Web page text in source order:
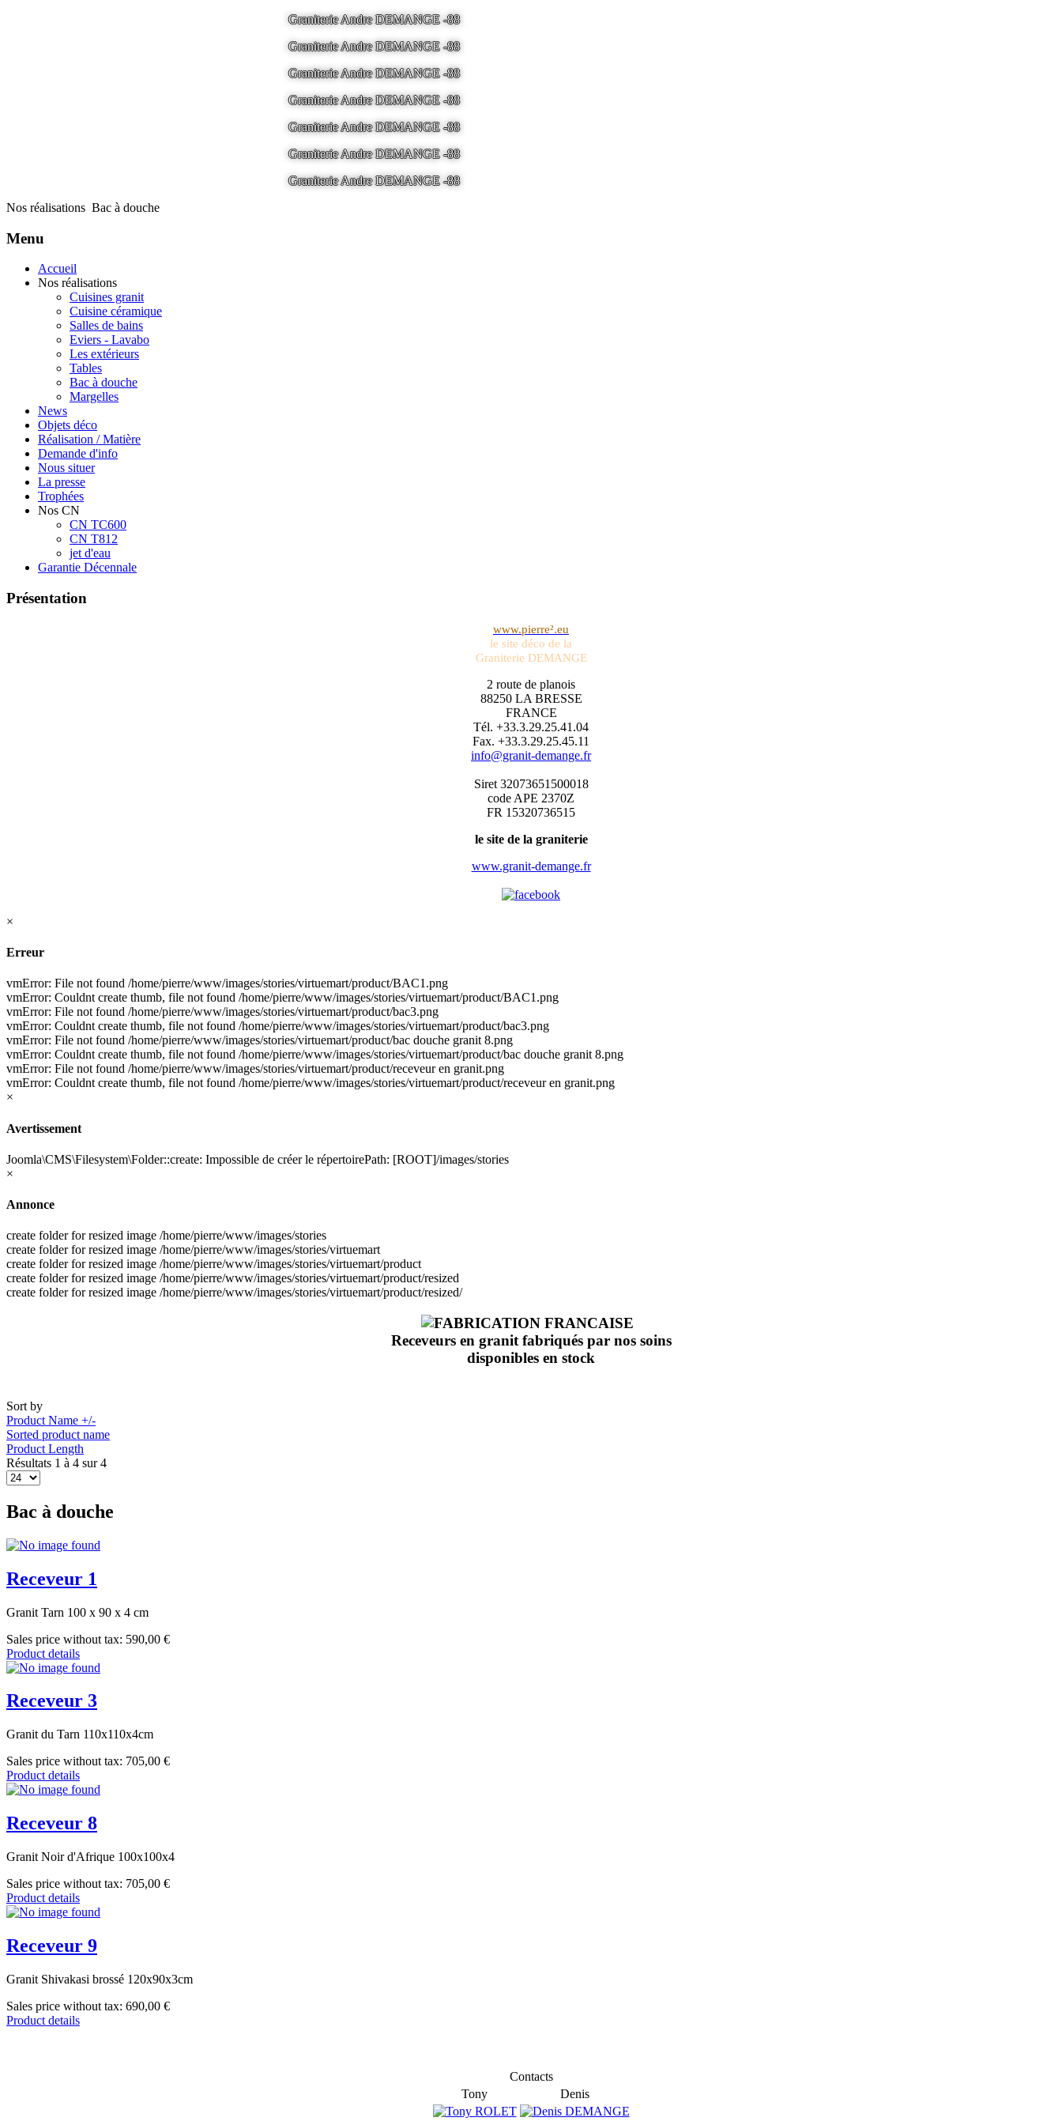
Graniterie Andre DEMANGE -88
Graniterie Andre DEMANGE -88
Graniterie Andre DEMANGE -88
Graniterie Andre DEMANGE -88
Graniterie Andre DEMANGE -88
Graniterie Andre DEMANGE -88
Graniterie Andre DEMANGE -88
Nos réalisations Bac à douche
Menu
Accueil
Nos réalisations
Cuisines granit
Cuisine céramique
Salles de bains
Eviers - Lavabo
Les extérieurs
Tables
Bac à douche
Margelles
News
Objets déco
Réalisation / Matière
Demande d'info
Nous situer
La presse
Trophées
Nos CN
CN TC600
CN T812
jet d'eau
Garantie Décennale
Présentation
www.pierre².eu
le site déco de la
Graniterie DEMANGE
2 route de planois
88250 LA BRESSE
FRANCE
Tél. +33.3.29.25.41.04
Fax. +33.3.29.25.45.11
info@granit-demange.fr
Siret 32073651500018
code APE 2370Z
FR 15320736515
le site de la graniterie
www.granit-demange.fr
×
Erreur
vmError: File not found /home/pierre/www/images/stories/virtuemart/product/BAC1.png
vmError: Couldnt create thumb, file not found /home/pierre/www/images/stories/virtuemart/product/BAC1.png
vmError: File not found /home/pierre/www/images/stories/virtuemart/product/bac3.png
vmError: Couldnt create thumb, file not found /home/pierre/www/images/stories/virtuemart/product/bac3.png
vmError: File not found /home/pierre/www/images/stories/virtuemart/product/bac douche granit 8.png
vmError: Couldnt create thumb, file not found /home/pierre/www/images/stories/virtuemart/product/bac douche granit 8.png
vmError: File not found /home/pierre/www/images/stories/virtuemart/product/receveur en granit.png
vmError: Couldnt create thumb, file not found /home/pierre/www/images/stories/virtuemart/product/receveur en granit.png
×
Avertissement
Joomla\CMS\Filesystem\Folder::create: Impossible de créer le répertoirePath: [ROOT]/images/stories
×
Annonce
create folder for resized image /home/pierre/www/images/stories
create folder for resized image /home/pierre/www/images/stories/virtuemart
create folder for resized image /home/pierre/www/images/stories/virtuemart/product
create folder for resized image /home/pierre/www/images/stories/virtuemart/product/resized
create folder for resized image /home/pierre/www/images/stories/virtuemart/product/resized/
Receveurs en granit fabriqués par nos soins
disponibles en stock
Sort by
Product Name +/-
Sorted product name
Product Length
Résultats 1 à 4 sur 4
Bac à douche
Receveur 1
Granit Tarn 100 x 90 x 4 cm
Sales price without tax: 590,00 €
Product details
Receveur 3
Granit du Tarn 110x110x4cm
Sales price without tax: 705,00 €
Product details
Receveur 8
Granit Noir d'Afrique 100x100x4
Sales price without tax: 705,00 €
Product details
Receveur 9
Granit Shivakasi brossé 120x90x3cm
Sales price without tax: 690,00 €
Product details
Contacts
Tony
Denis